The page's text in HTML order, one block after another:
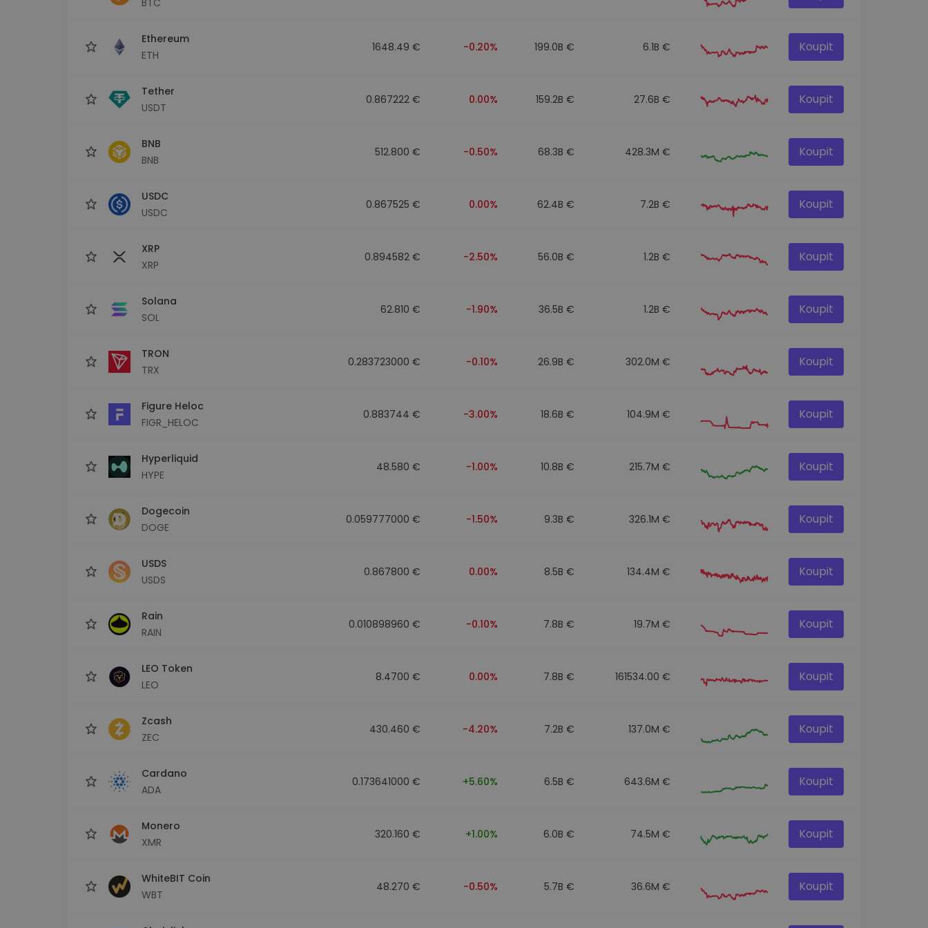
Ethereum
ETH
1648.49 € -0.20% 199.0B € 6.1B € Koupit
Tether
USDT
0.867222 € 0.00% 159.2B € 27.6B € Koupit
BNB
BNB
512.800 € -0.50% 68.3B € 428.3M € Koupit
USDC
USDC
0.867525 € 0.00% 62.4B € 7.2B € Koupit
XRP
XRP
0.894582 € -2.50% 56.0B € 1.2B € Koupit
Solana
SOL
62.810 € -1.90% 36.5B € 1.2B € Koupit
TRON
TRX
0.283723000 € -0.10% 26.9B € 302.0M € Koupit
Figure Heloc
FIGR_HELOC
0.883744 € -3.00% 18.6B € 104.9M € Koupit
Hyperliquid
HYPE
48.580 € -1.00% 10.8B € 215.7M € Koupit
Dogecoin
DOGE
0.059777000 € -1.50% 9.3B € 326.1M € Koupit
USDS
USDS
0.867800 € 0.00% 8.5B € 134.4M € Koupit
Rain
RAIN
0.010898960 € -0.10% 7.8B € 19.7M € Koupit
LEO Token
LEO
8.4700 € 0.00% 7.8B € 161534.00 € Koupit
Zcash
ZEC
430.460 € -4.20% 7.2B € 137.0M € Koupit
Cardano
ADA
0.173641000 € +5.60% 6.5B € 643.6M € Koupit
Monero
XMR
320.160 € +1.00% 6.0B € 74.5M € Koupit
WhiteBIT Coin
WBT
48.270 € -0.50% 5.7B € 36.6M € Koupit